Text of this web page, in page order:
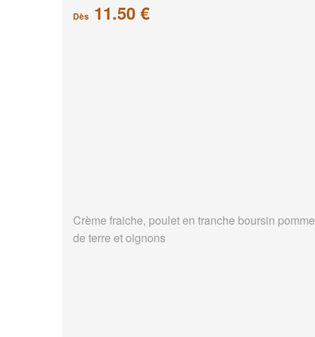
Dès 11.50 €
Crème fraiche, poulet en tranche boursin pomme
de terre et oignons